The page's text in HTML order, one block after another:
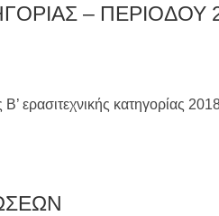
– ΠΕΡΙΟΔΟΥ
ερασιτεχνικής κατηγορίας